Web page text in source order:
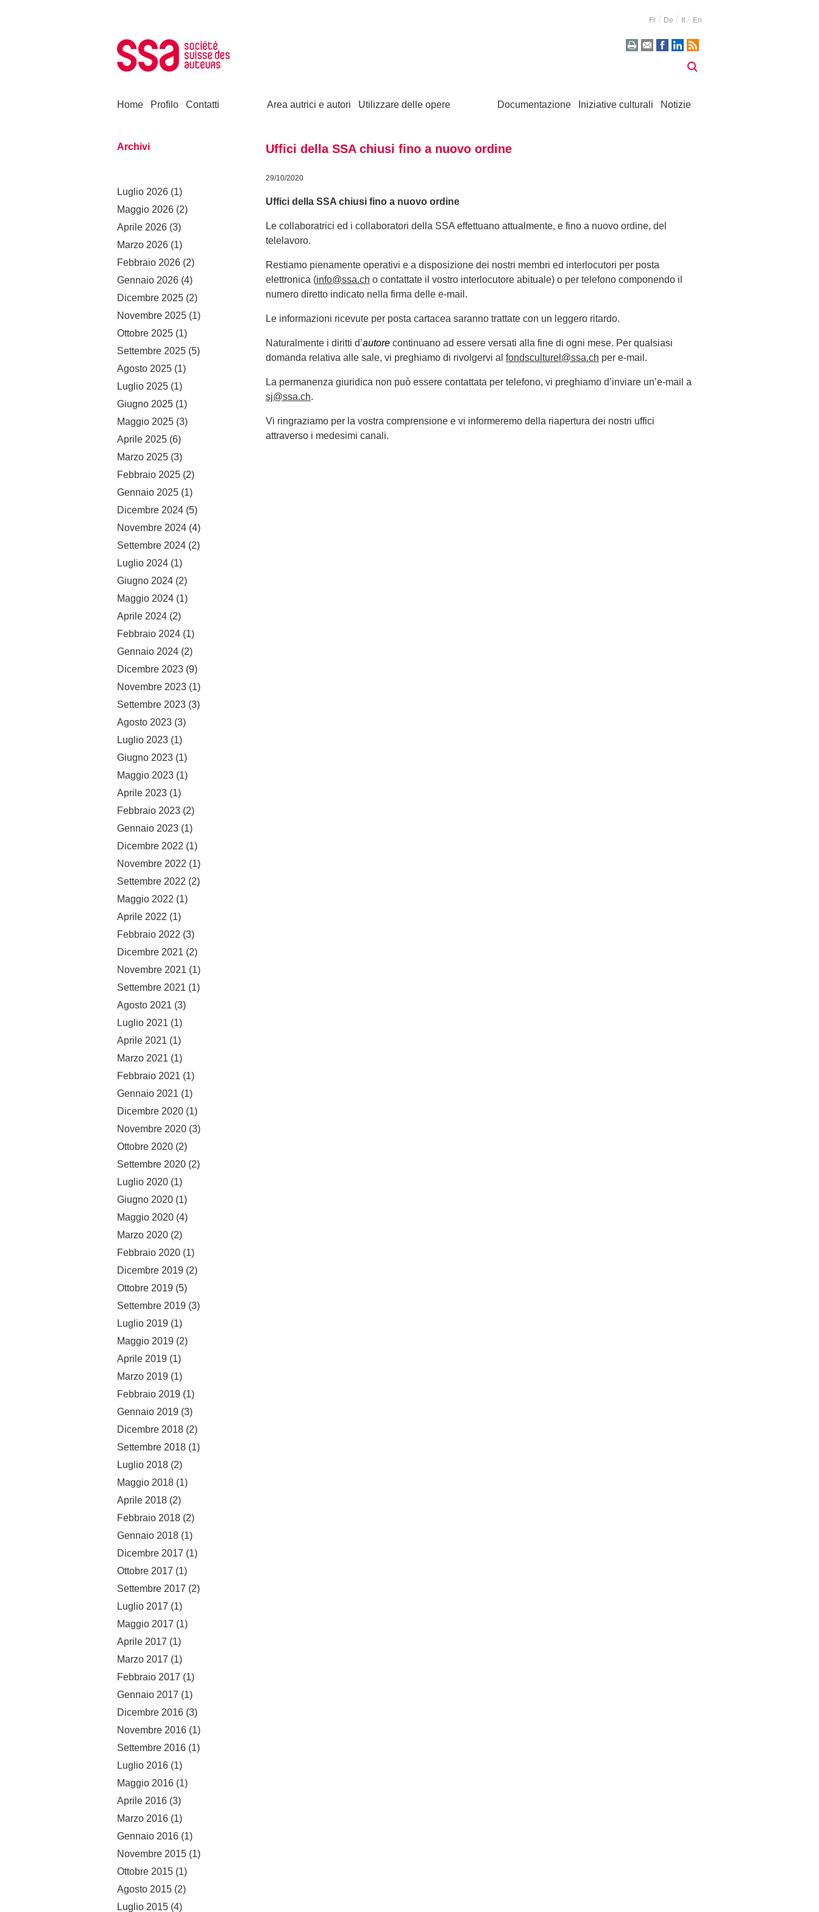
Fr De It En
Home Profilo Contatti Area autrici e autori Utilizzare delle opere Documentazione Iniziative culturali Notizie
Archivi
Luglio 2026 (1)
Maggio 2026 (2)
Aprile 2026 (3)
Marzo 2026 (1)
Febbraio 2026 (2)
Gennaio 2026 (4)
Dicembre 2025 (2)
Novembre 2025 (1)
Ottobre 2025 (1)
Settembre 2025 (5)
Agosto 2025 (1)
Luglio 2025 (1)
Giugno 2025 (1)
Maggio 2025 (3)
Aprile 2025 (6)
Marzo 2025 (3)
Febbraio 2025 (2)
Gennaio 2025 (1)
Dicembre 2024 (5)
Novembre 2024 (4)
Settembre 2024 (2)
Luglio 2024 (1)
Giugno 2024 (2)
Maggio 2024 (1)
Aprile 2024 (2)
Febbraio 2024 (1)
Gennaio 2024 (2)
Dicembre 2023 (9)
Novembre 2023 (1)
Settembre 2023 (3)
Agosto 2023 (3)
Luglio 2023 (1)
Giugno 2023 (1)
Maggio 2023 (1)
Aprile 2023 (1)
Febbraio 2023 (2)
Gennaio 2023 (1)
Dicembre 2022 (1)
Novembre 2022 (1)
Settembre 2022 (2)
Maggio 2022 (1)
Aprile 2022 (1)
Febbraio 2022 (3)
Dicembre 2021 (2)
Novembre 2021 (1)
Settembre 2021 (1)
Agosto 2021 (3)
Luglio 2021 (1)
Aprile 2021 (1)
Marzo 2021 (1)
Febbraio 2021 (1)
Gennaio 2021 (1)
Dicembre 2020 (1)
Novembre 2020 (3)
Ottobre 2020 (2)
Settembre 2020 (2)
Luglio 2020 (1)
Giugno 2020 (1)
Maggio 2020 (4)
Marzo 2020 (2)
Febbraio 2020 (1)
Dicembre 2019 (2)
Ottobre 2019 (5)
Settembre 2019 (3)
Luglio 2019 (1)
Maggio 2019 (2)
Aprile 2019 (1)
Marzo 2019 (1)
Febbraio 2019 (1)
Gennaio 2019 (3)
Dicembre 2018 (2)
Settembre 2018 (1)
Luglio 2018 (2)
Maggio 2018 (1)
Aprile 2018 (2)
Febbraio 2018 (2)
Gennaio 2018 (1)
Dicembre 2017 (1)
Ottobre 2017 (1)
Settembre 2017 (2)
Luglio 2017 (1)
Maggio 2017 (1)
Aprile 2017 (1)
Marzo 2017 (1)
Febbraio 2017 (1)
Gennaio 2017 (1)
Dicembre 2016 (3)
Novembre 2016 (1)
Settembre 2016 (1)
Luglio 2016 (1)
Maggio 2016 (1)
Aprile 2016 (3)
Marzo 2016 (1)
Gennaio 2016 (1)
Novembre 2015 (1)
Ottobre 2015 (1)
Agosto 2015 (2)
Luglio 2015 (4)
Uffici della SSA chiusi fino a nuovo ordine
29/10/2020
Uffici della SSA chiusi fino a nuovo ordine
Le collaboratrici ed i collaboratori della SSA effettuano attualmente, e fino a nuovo ordine, del
telelavoro.
Restiamo pienamente operativi e a disposizione dei nostri membri ed interlocutori per posta
elettronica (info@ssa.ch o contattate il vostro interlocutore abituale) o per telefono componendo il
numero diretto indicato nella firma delle e-mail.
Le informazioni ricevute per posta cartacea saranno trattate con un leggero ritardo.
Naturalmente i diritti d’autorecontinuano ad essere versati alla fine di ogni mese. Per qualsiasi
domanda relativa alle sale, vi preghiamo di rivolgervi al fondsculturel@ssa.ch per e-mail.
La permanenza giuridica non può essere contattata per telefono, vi preghiamo d’inviare un’e-mail a
sj@ssa.ch.
Vi ringraziamo per la vostra comprensione e vi informeremo della riapertura dei nostri uffici
attraverso i medesimi canali.